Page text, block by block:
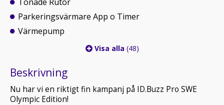
Parkeringsvärmare App o Timer
Värmepump
Visa alla (48)
Beskrivning
Nu har vi en riktigt fin kampanj på ID.Buzz Pro SWE
Olympic Edition!